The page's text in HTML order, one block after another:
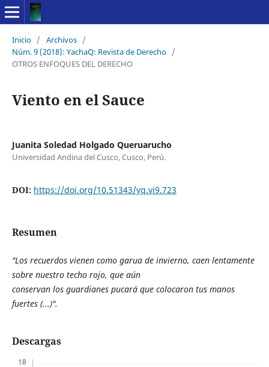
Inicio / Archivos /
Núm. 9 (2018): YachaQ: Revista de Derecho /
OTROS ENFOQUES DEL DERECHO
Viento en el Sauce
Juanita Soledad Holgado Queruarucho
Universidad Andina del Cusco, Cusco, Perú.
DOI: https://doi.org/10.51343/yq.vi9.723
Resumen
"Los recuerdos vienen como garua de invierno, caen lentamente
sobre nuestro techo rojo, que aún
conservan los guardianes pucará que colocaron tus manos
fuertes (...)".
Descargas